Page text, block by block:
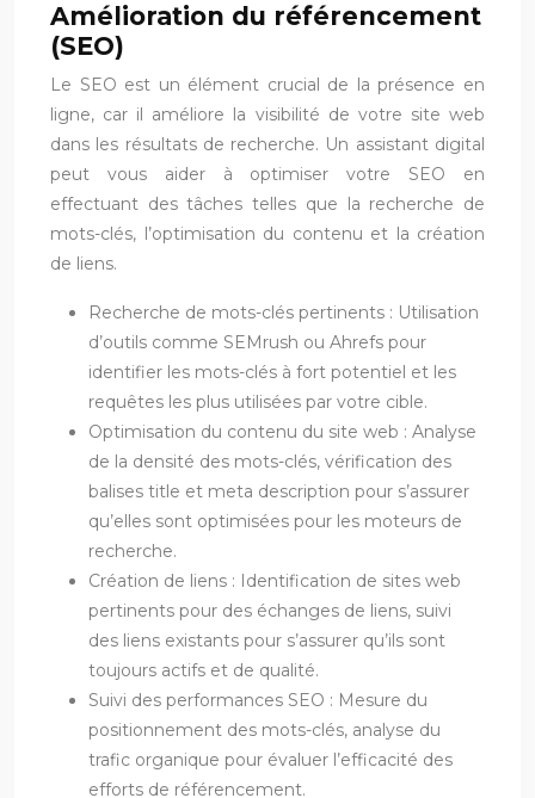
Amélioration du référencement
(SEO)
Le SEO est un élément crucial de la présence en
ligne, car il améliore la visibilité de votre site web
dans les résultats de recherche. Un assistant digital
peut vous aider à optimiser votre SEO en
effectuant des tâches telles que la recherche de
mots-clés, l’optimisation du contenu et la création
de liens.
Recherche de mots-clés pertinents : Utilisation
d’outils comme SEMrush ou Ahrefs pour
identifier les mots-clés à fort potentiel et les
requêtes les plus utilisées par votre cible.
Optimisation du contenu du site web : Analyse
de la densité des mots-clés, vérification des
balises title et meta description pour s’assurer
qu’elles sont optimisées pour les moteurs de
recherche.
Création de liens : Identification de sites web
pertinents pour des échanges de liens, suivi
des liens existants pour s’assurer qu’ils sont
toujours actifs et de qualité.
Suivi des performances SEO : Mesure du
positionnement des mots-clés, analyse du
trafic organique pour évaluer l’efficacité des
efforts de référencement.